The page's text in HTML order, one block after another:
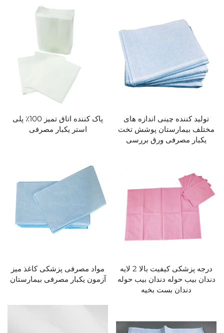
تولید کننده چینی اندازه های
مختلف بیمارستان پوشش تخت
یکبار مصرفی ورق بررسی
پاک کننده اتاق تمیز 100٪ پلی
استر یکبار مصرفی
درجه پزشکی کیفیت بالا 2 لایه
دندان بیب حوله دندان بیب حوله
دندان بست بخیه
مواد مصرفی پزشکی کاغذ میز
آزمون یکبار مصرفی بیمارستان